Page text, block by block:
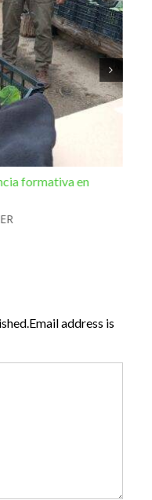
formativa en
address is